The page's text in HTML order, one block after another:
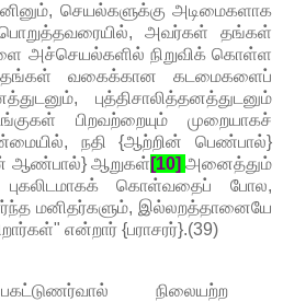
செயல்களுக்கு அடிமைகளாக
அவர்கள் தங்கள்
அச்செயல்களில் நிறுவிக் கொள்ள
வகைக்கான கடமைகளைப்
புத்திசாலித்தனத்துடனும்
பிறவற்றையும் முறையாகச்
நதி {ஆற்றின் பெண்பால்}
ஆண்பால்} ஆறுகள் [10] அனைத்தும்
கொள்வதைப் போல,
மனிதர்களும், இல்லறத்தானையே
என்றார் {பராசரர்}.(39)
நிலையற்ற